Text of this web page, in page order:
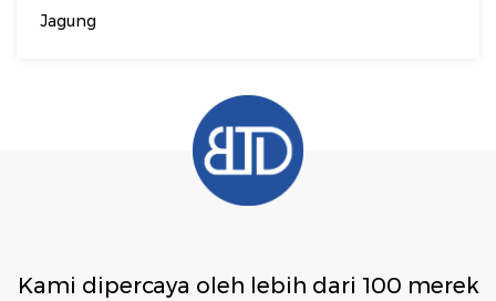
Jagung
Kami dipercaya oleh lebih dari 100 merek